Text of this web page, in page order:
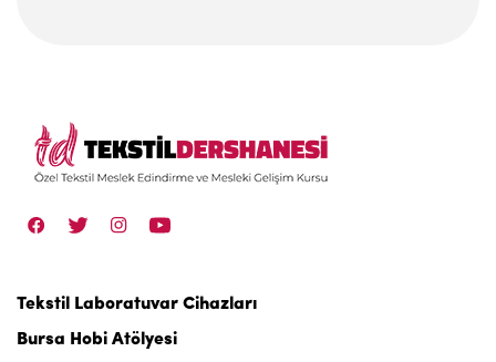
Tekstil Laboratuvar Cihazları
Bursa Hobi Atölyesi